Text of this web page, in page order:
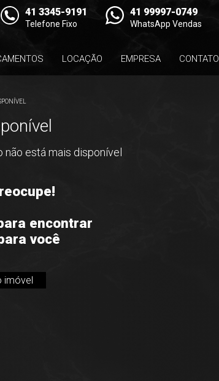
41 3345-9191
Telefone Fixo
41 99997-0749
WhatsApp Vendas
LOCAÇÃO EMPRESA CONTATO
está mais disponível
encontrar
você
imóvel